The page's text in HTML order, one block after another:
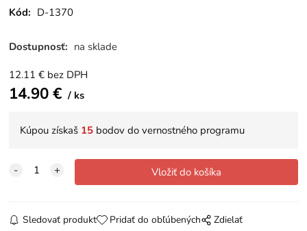
Kód: D-1370
Dostupnosť: na sklade
12.11 € bez DPH
14.90€ ks
Kúpou získaš 15 bodov do vernostného programu
Sledovať produkt Pridať do obľúbených Zdielať